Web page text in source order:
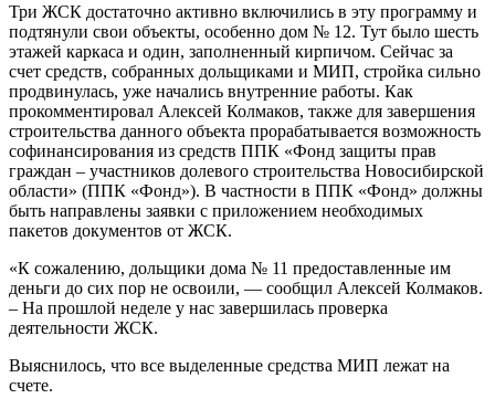
Три ЖСК достаточно активно включились в эту программу и
подтянули свои объекты, особенно дом № 12. Тут было шесть
этажей каркаса и один, заполненный кирпичом. Сейчас за
счет средств, собранных дольщиками и МИП, стройка сильно
продвинулась, уже начались внутренние работы. Как
прокомментировал Алексей Колмаков, также для завершения
строительства данного объекта прорабатывается возможность
софинансирования из средств ППК «Фонд защиты прав
граждан – участников долевого строительства Новосибирской
области» (ППК «Фонд»). В частности в ППК «Фонд» должны
быть направлены заявки с приложением необходимых
пакетов документов от ЖСК.
«К сожалению, дольщики дома № 11 предоставленные им
деньги до сих пор не освоили, — сообщил Алексей Колмаков.
– На прошлой неделе у нас завершилась проверка
деятельности ЖСК.
Выяснилось, что все выделенные средства МИП лежат на
счете.